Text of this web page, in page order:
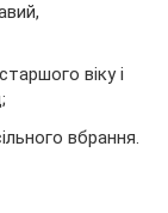
віку і
вбрання.